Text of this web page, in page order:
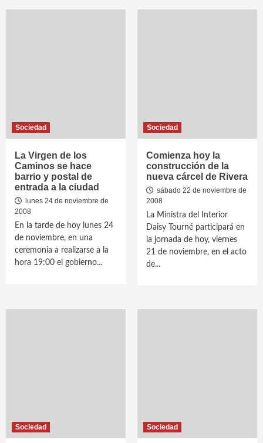
Sociedad
La Virgen de los
Caminos se hace
barrio y postal de
entrada a la ciudad
lunes 24 de noviembre de
2008
En la tarde de hoy lunes 24
de noviembre, en una
ceremonia a realizarse a la
hora 19:00 el gobierno...
Sociedad
Comienza hoy la
construcción de la
nueva cárcel de Rivera
sábado 22 de noviembre de
2008
La Ministra del Interior
Daisy Tourné participará en
la jornada de hoy, viernes
21 de noviembre, en el acto
de...
Sociedad Sociedad